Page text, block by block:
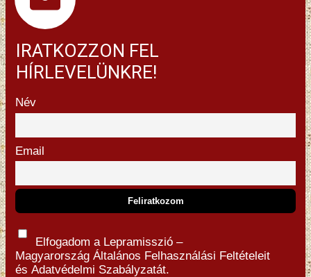
IRATKOZZON FEL
HÍRLEVELÜNKRE!
Név
Email
Elfogadom a Lepramisszió –
Magyarország Általános Felhasználási Feltételeit
és Adatvédelmi Szabályzatát.